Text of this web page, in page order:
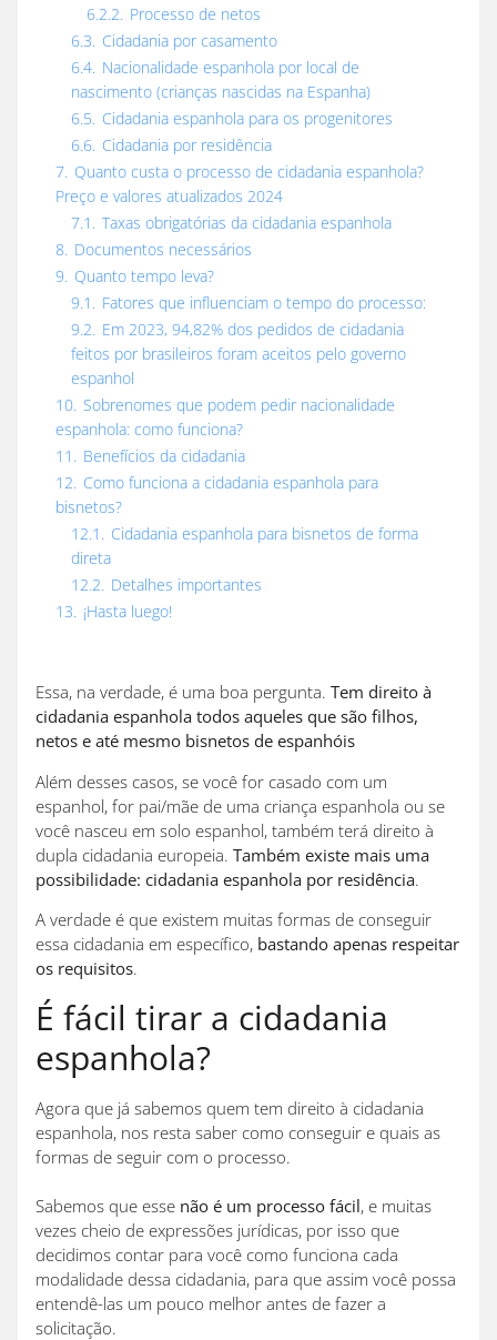
6.2.2. Processo de netos
6.3. Cidadania por casamento
6.4. Nacionalidade espanhola por local de
nascimento (crianças nascidas na Espanha)
6.5. Cidadania espanhola para os progenitores
6.6. Cidadania por residência
7. Quanto custa o processo de cidadania espanhola?
Preço e valores atualizados 2024
7.1. Taxas obrigatórias da cidadania espanhola
8. Documentos necessários
9. Quanto tempo leva?
9.1. Fatores que influenciam o tempo do processo:
9.2. Em 2023, 94,82% dos pedidos de cidadania
feitos por brasileiros foram aceitos pelo governo
espanhol
10. Sobrenomes que podem pedir nacionalidade
espanhola: como funciona?
11. Benefícios da cidadania
12. Como funciona a cidadania espanhola para
bisnetos?
12.1. Cidadania espanhola para bisnetos de forma
direta
12.2. Detalhes importantes
13. ¡Hasta luego!
Essa, na verdade, é uma boa pergunta. Tem direito à
cidadania espanhola todos aqueles que são filhos,
netos e até mesmo bisnetos de espanhóis
Além desses casos, se você for casado com um
espanhol, for pai/mãe de uma criança espanhola ou se
você nasceu em solo espanhol, também terá direito à
dupla cidadania europeia. Também existe mais uma
possibilidade: cidadania espanhola por residência.
A verdade é que existem muitas formas de conseguir
essa cidadania em específico, bastando apenas respeitar
os requisitos.
É fácil tirar a cidadania
espanhola?
Agora que já sabemos quem tem direito à cidadania
espanhola, nos resta saber como conseguir e quais as
formas de seguir com o processo.
Sabemos que esse não é um processo fácil, e muitas
vezes cheio de expressões jurídicas, por isso que
decidimos contar para você como funciona cada
modalidade dessa cidadania, para que assim você possa
entendê-las um pouco melhor antes de fazer a
solicitação.